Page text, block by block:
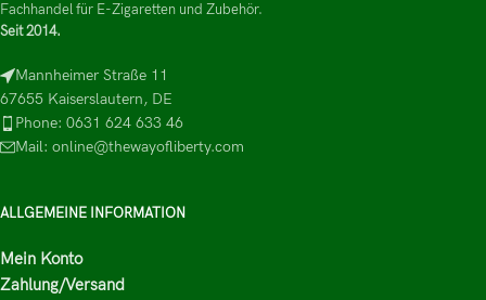
Fachhandel für E-Zigaretten und Zubehör.
Seit 2014.
Mannheimer Straße 11
67655 Kaiserslautern, DE
Phone: 0631 624 633 46
Mail: online@thewayofliberty.com
ALLGEMEINE INFORMATION
Mein Konto
Zahlung/Versand